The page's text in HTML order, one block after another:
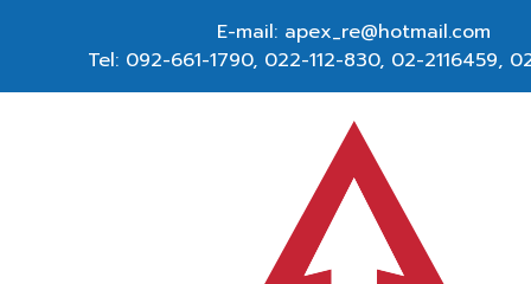
E-mail: apex_re@hotmail.com
Tel: 092-661-1790, 022-112-830, 02-2116459,